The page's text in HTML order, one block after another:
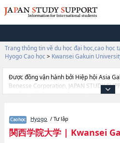
Trang thông tin về du học đại học,cao học
Hyogo Cao học > Kwansei Gakuin
Được đồng vận hành bởi Hiệp hội Asia
Benesse Corporation, JAPAN STUDY
khoảng 1.300 trường đại học, cao học,
thông tin cần thiết dành cho du học sinh,
TheologyhoặcGraduate school of
SociologyhoặcGraduate School of
Hyogo / Tư lập
関西学院大学| Kwansei